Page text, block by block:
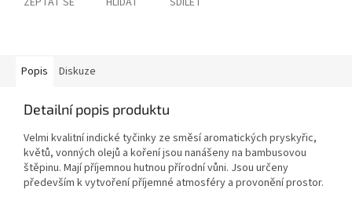
Popis Diskuze
Detailní popis produktu
Velmi kvalitní indické tyčinky ze směsí aromatických pryskyřic,
květů, vonných olejů a koření jsou nanášeny na bambusovou
štěpinu. Mají příjemnou hutnou přírodní vůni. Jsou určeny
především k vytvoření příjemné atmosféry a provonění prostor.